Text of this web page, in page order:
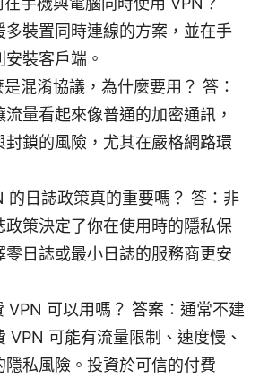
多裝置同時連線的方案，並在手
裝客戶端。
混淆協議，為什麼要用？ 答：
量看起來像普通的加密通訊，
封鎖的風險，尤其在嚴格網路環
的日誌政策真的重要嗎？ 答：非
政策決定了你在使用時的隱私保
零日誌或最小日誌的服務商更安
VPN 可以用嗎？ 答案：通常不建
VPN 可能有流量限制、速度慢、
隱私風險。投資於可信的付費